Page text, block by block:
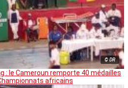
© DR
: le Cameroun remporte 40 médailles
africains